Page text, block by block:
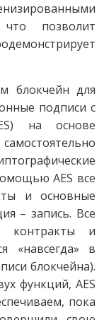
позволит
блокчейн для
подписи с
на основе
AES все
и основные
– запись. Все
контракты и
«навсегда» в
блокчейна).
функций, AES
пока